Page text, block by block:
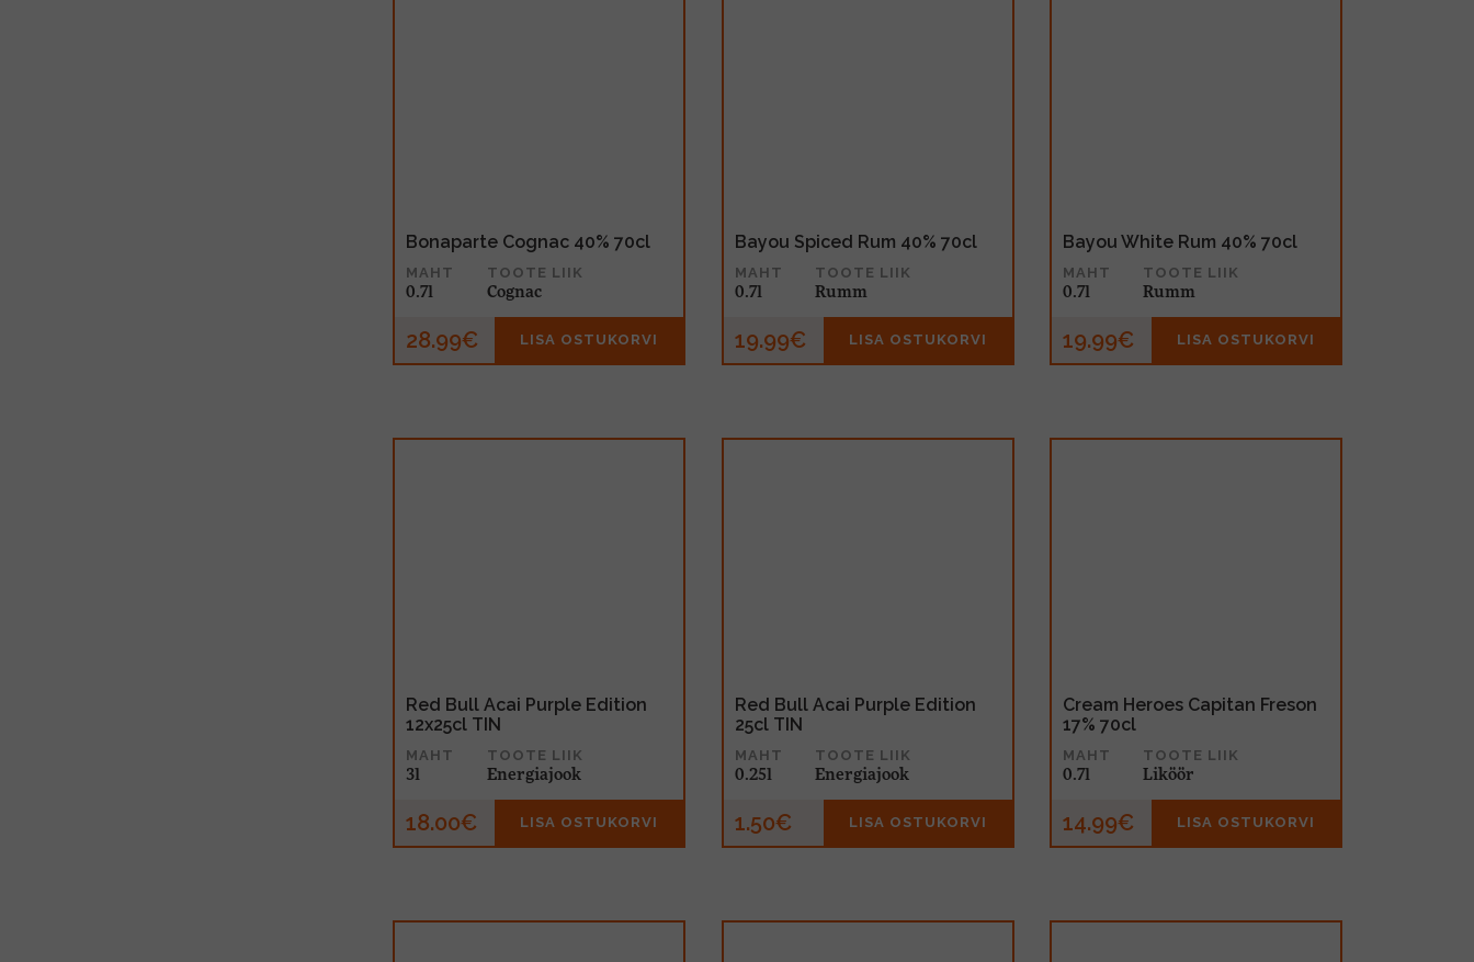
Bonaparte Cognac 40% 70cl
MAHT
0.7l
TOOTE LIIK
Cognac
28.99€ LISA OSTUKORVI
Bayou Spiced Rum 40% 70cl
MAHT
0.7l
TOOTE LIIK
Rumm
19.99€ LISA OSTUKORVI
Bayou White Rum 40% 70cl
MAHT
0.7l
TOOTE LIIK
Rumm
19.99€ LISA OSTUKORVI
Red Bull Acai Purple Edition
12x25cl TIN
MAHT
3l
TOOTE LIIK
Energiajook
18.00€ LISA OSTUKORVI
Red Bull Acai Purple Edition
25cl TIN
MAHT
0.25l
TOOTE LIIK
Energiajook
1.50€ LISA OSTUKORVI
Cream Heroes Capitan Freson
17% 70cl
MAHT
0.7l
TOOTE LIIK
Liköör
14.99€ LISA OSTUKORVI